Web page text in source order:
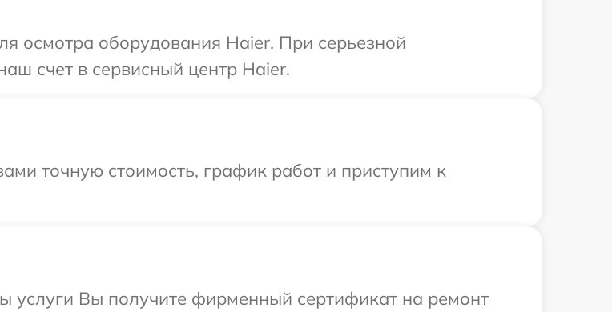
осмотра оборудования Haier. При серьезной
счет в сервисный центр Haier.
точную стоимость, график работ и приступим к
услуги Вы получите фирменный сертификат на ремонт